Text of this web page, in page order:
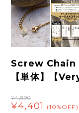
Screw Chain
【単体】【
¥4,890
¥4,401 (10%OFF)